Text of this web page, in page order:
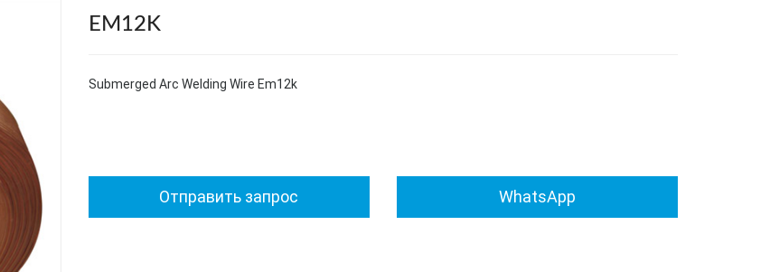
EM12K
Submerged Arc Welding Wire Em12k
Отправить запрос WhatsApp